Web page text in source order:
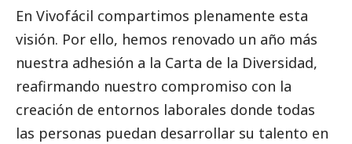
En Vivofácil compartimos plenamente esta
visión. Por ello, hemos renovado un año más
nuestra adhesión a la Carta de la Diversidad,
reafirmando nuestro compromiso con la
creación de entornos laborales donde todas
las personas puedan desarrollar su talento en